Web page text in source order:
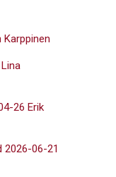
26 Erik
2026-06-21